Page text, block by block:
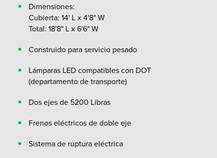
Dimensiones:
Cubierta: 14' L x 4'8" W
Total: 18'8" L x 6'6" W
Construido para servicio pesado
Lámparas LED compatibles con DOT
(departamento de transporte)
Dos ejes de 5200 Libras
Frenos eléctricos de doble eje
Sistema de ruptura eléctrica